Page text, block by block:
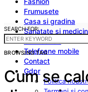
Frumusete
Casa si gradina
Sanatate si
Cum sa fac
Telefoane mobile
Contact
Gdpr
Politica
SEARCH FOR:
BROWSING TAG
Cum se